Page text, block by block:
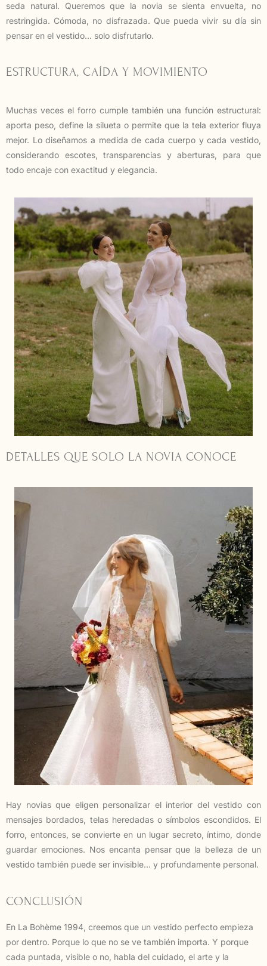
seda natural. Queremos que la novia se sienta envuelta, no
restringida. Cómoda, no disfrazada. Que pueda vivir su día sin
pensar en el vestido… solo disfrutarlo.
ESTRUCTURA, CAÍDA Y MOVIMIENTO
Muchas veces el forro cumple también una función estructural:
aporta peso, define la silueta o permite que la tela exterior fluya
mejor. Lo diseñamos a medida de cada cuerpo y cada vestido,
considerando escotes, transparencias y aberturas, para que
todo encaje con exactitud y elegancia.
DETALLES QUE SOLO LA NOVIA CONOCE
Hay novias que eligen personalizar el interior del vestido con
mensajes bordados, telas heredadas o símbolos escondidos. El
forro, entonces, se convierte en un lugar secreto, íntimo, donde
guardar emociones. Nos encanta pensar que la belleza de un
vestido también puede ser invisible… y profundamente personal.
CONCLUSIÓN
En La Bohème 1994, creemos que un vestido perfecto empieza
por dentro. Porque lo que no se ve también importa. Y porque
cada puntada, visible o no, habla del cuidado, el arte y la